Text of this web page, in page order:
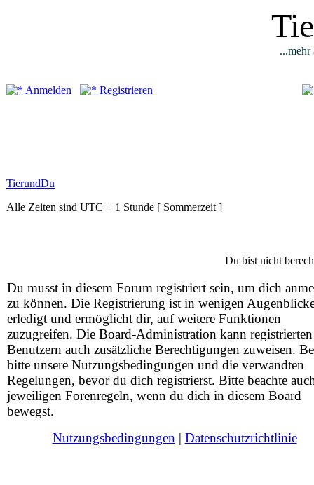
...mehr
Anmelden Registrieren
TierundDu
Alle Zeiten sind UTC + 1 Stunde [ Sommerzeit ]
Du bist nicht
Du musst in diesem Forum registriert sein, um dich
zu können. Die Registrierung ist in wenigen
erledigt und ermöglicht dir, auf weitere Funktionen
zuzugreifen. Die Board-Administration kann registrierten
Benutzern auch zusätzliche Berechtigungen zuweisen.
bitte unsere Nutzungsbedingungen und die verwandten
Regelungen, bevor du dich registrierst. Bitte beachte
jeweiligen Forenregeln, wenn du dich in diesem Board
bewegst.
Nutzungsbedingungen | Datenschutzrichtlinie